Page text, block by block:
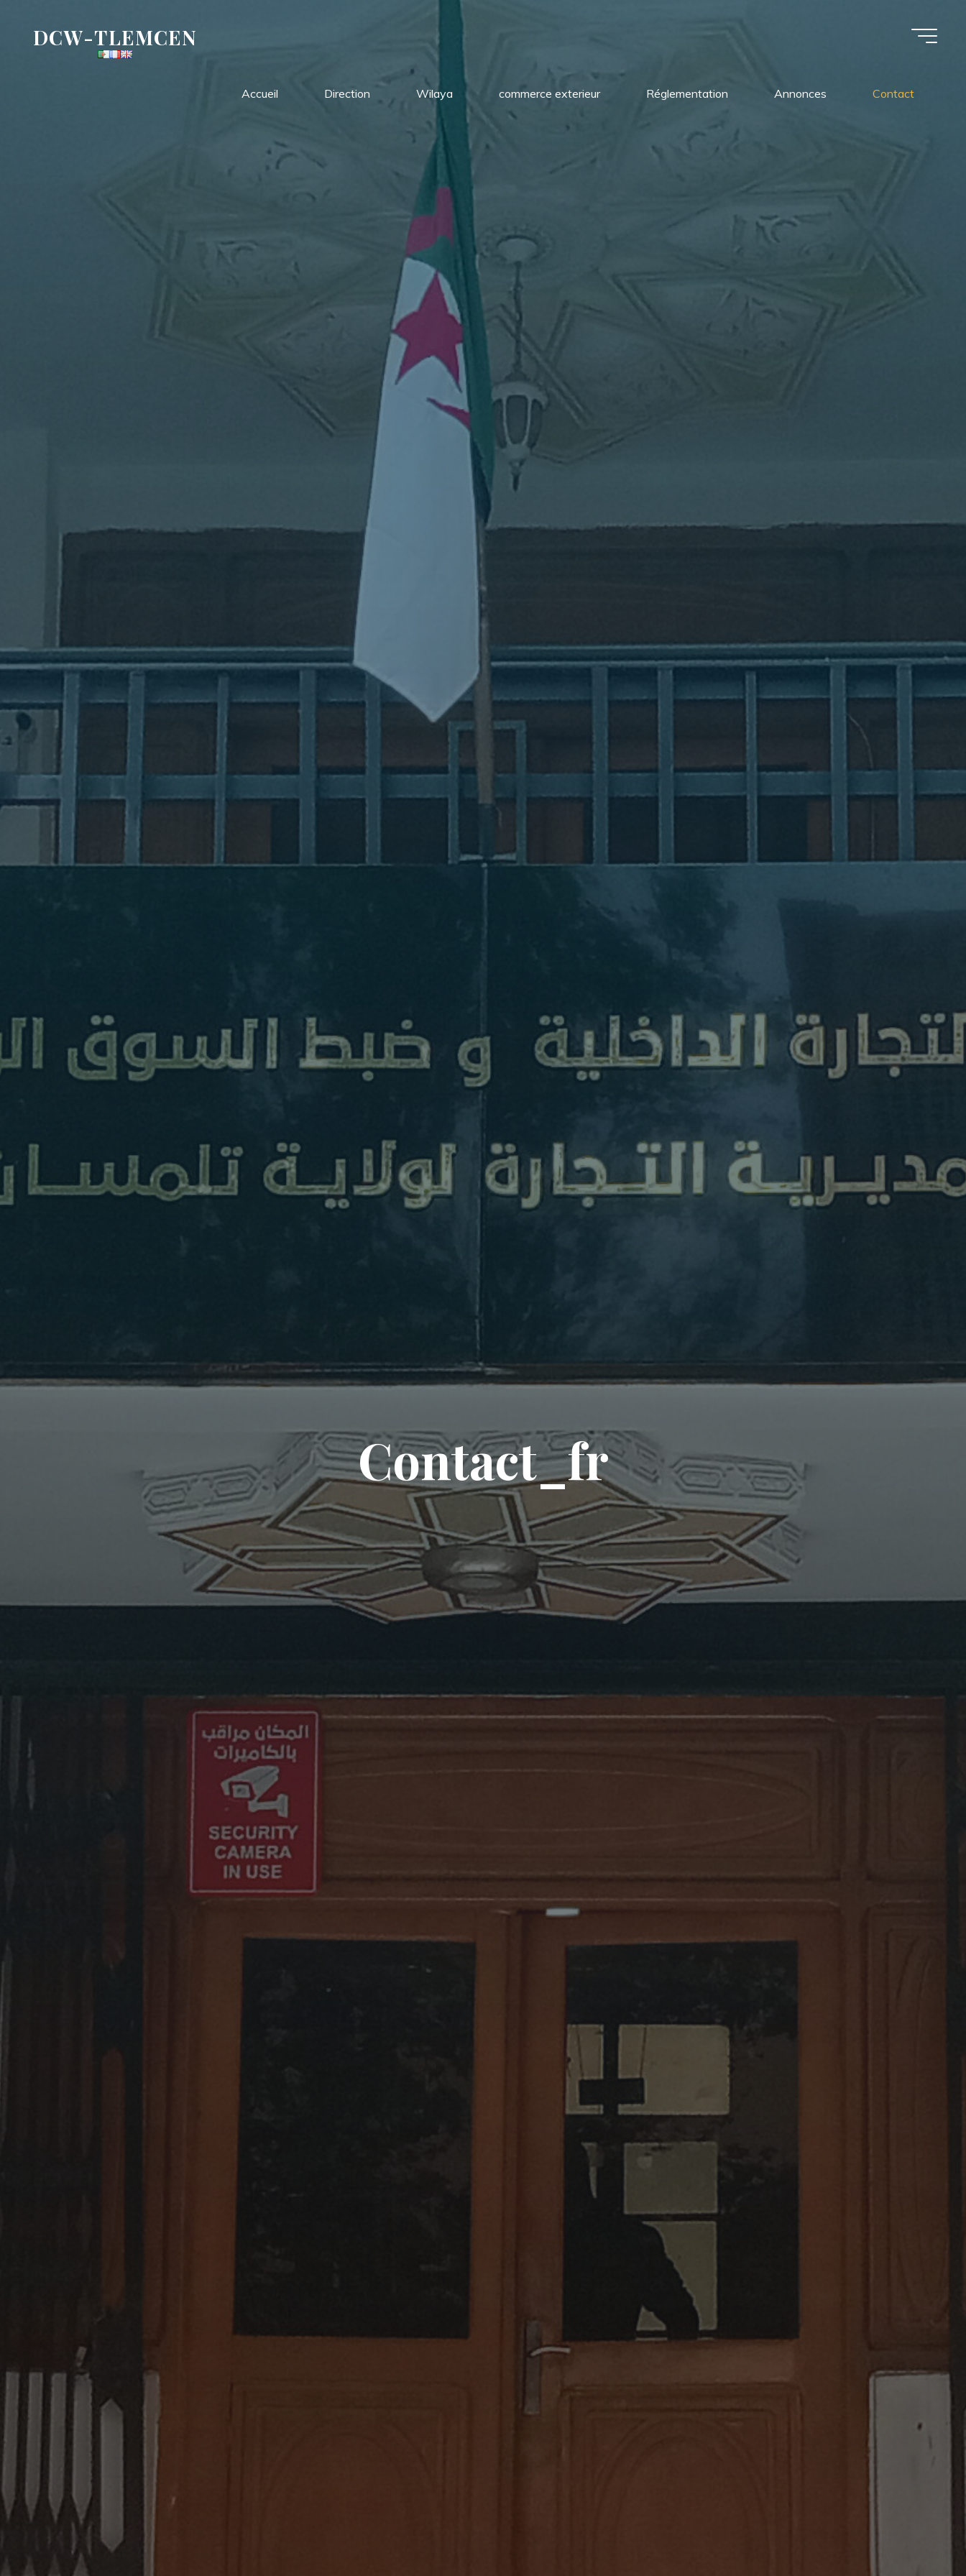
contenuDCW-TLEMCEN
Accueil Direction Wilaya commerce exterieur Réglementation Annonces Contact
Contact_fr